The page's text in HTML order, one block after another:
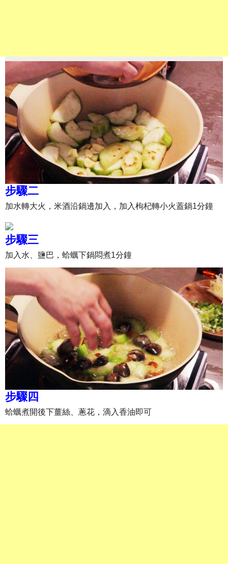
步驟二
加水轉大火，米酒沿鍋邊加入，加入枸杞轉小火蓋鍋1分鐘
步驟三
加入水、鹽巴，蛤蠣下鍋悶煮1分鐘
步驟四
蛤蠣煮開後下薑絲、蔥花，滴入香油即可